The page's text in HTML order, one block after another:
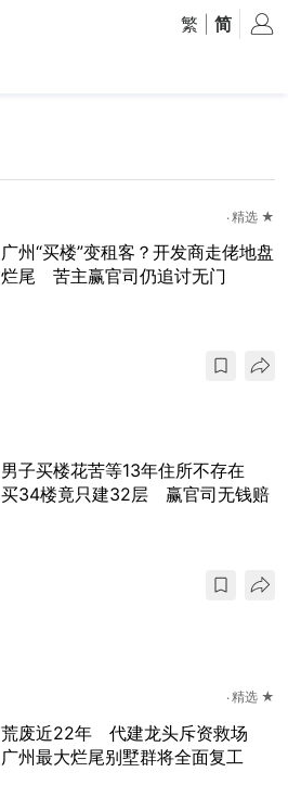
繁 简
精选 ★
广州“买楼”变租客？开发商走佬地盘
烂尾 苦主赢官司仍追讨无门
男子买楼花苦等13年住所不存在
买34楼竟只建32层 赢官司无钱赔
精选 ★
荒废近22年 代建龙头斥资救场
广州最大烂尾别墅群将全面复工